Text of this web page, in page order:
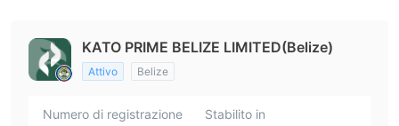
KATO PRIME BELIZE LIMITED(Belize)
Attivo Belize
Numero di registrazione
Stabilito in